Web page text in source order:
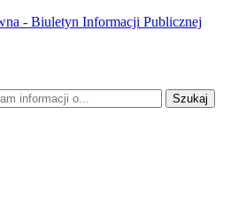
- Biuletyn Informacji Publicznej
Szukaj